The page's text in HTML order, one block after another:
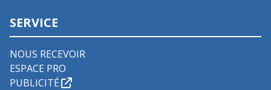
SERVICE
NOUS RECEVOIR
ESPACE PRO
PUBLICITÉ